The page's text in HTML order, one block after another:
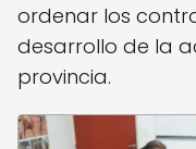
ordenar los
desarrollo de la
provincia.